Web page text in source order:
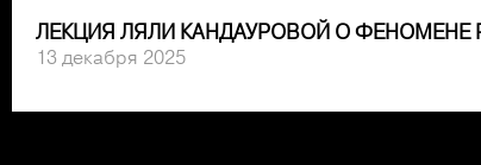
ЛЕКЦИЯ ЛЯЛИ КАНДАУРОВОЙ О ФЕНОМЕНЕ
13 декабря 2025